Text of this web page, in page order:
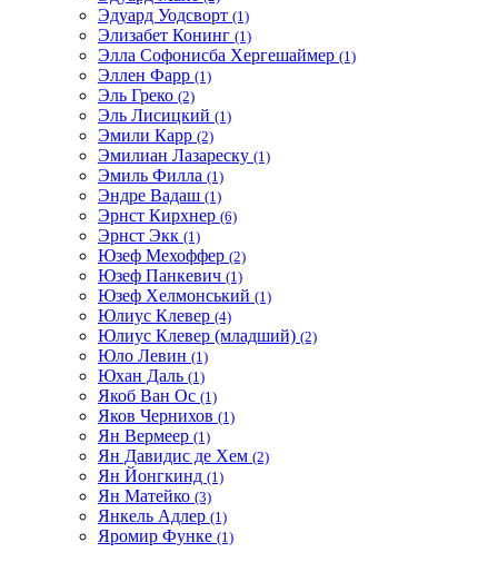
Эдуард Уодсворт (1)
Элизабет Конинг (1)
Элла Софонисба Хергешаймер (1)
Эллен Фарр (1)
Эль Греко (2)
Эль Лисицкий (1)
Эмили Карр (2)
Эмилиан Лазареску (1)
Эмиль Филла (1)
Эндре Вадаш (1)
Эрнст Кирхнер (6)
Эрнст Экк (1)
Юзеф Мехоффер (2)
Юзеф Панкевич (1)
Юзеф Хелмонський (1)
Юлиус Клевер (4)
Юлиус Клевер (младший) (2)
Юло Левин (1)
Юхан Даль (1)
Якоб Ван Ос (1)
Яков Чернихов (1)
Ян Вермеер (1)
Ян Давидис де Хем (2)
Ян Йонгкинд (1)
Ян Матейко (3)
Янкель Адлер (1)
Яромир Функе (1)